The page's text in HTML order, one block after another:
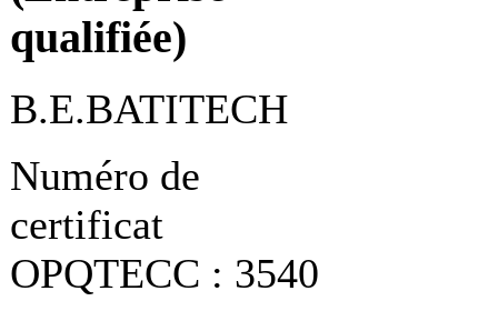
qualifiée)
B.E.BATITECH
Numéro de
certificat
OPQTECC : 3540